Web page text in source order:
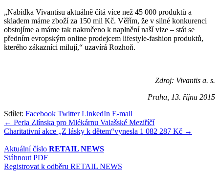
„Nabídka Vivantisu aktuálně čítá více než 45 000 produktů a
skladem máme zboží za 150 mil Kč. Věřím, že v silné konkurenci
obstojíme a máme tak nakročeno k naplnění naší vize – stát se
předním evropským online prodejcem lifestyle-fashion produktů,
kterého zákazníci milují,“ uzavírá Rozhoň.
Zdroj: Vivantis a. s.
Praha, 13. října 2015
Sdílet: Facebook Twitter LinkedIn E-mail
Navigace
pro
příspěvek
← Perla Zlínska pro Mlékárnu Valašské Meziříčí
Charitativní akce „Z lásky k dětem“vynesla 1 082 287 Kč →
Aktuální číslo RETAIL NEWS
Stáhnout PDF
Registrovat k odběru RETAIL NEWS